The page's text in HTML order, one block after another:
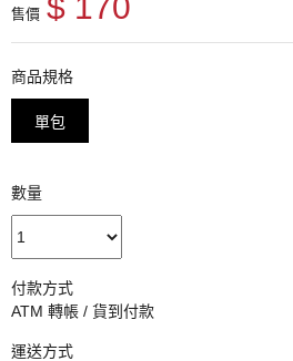
售價
商品規格
單包
數量
付款方式
ATM 轉帳 / 貨到付款
運送方式